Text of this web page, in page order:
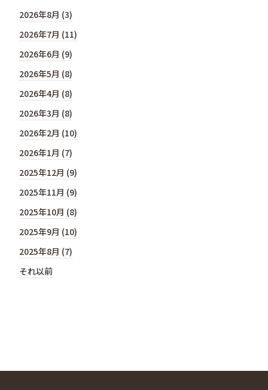
2026年8月 (3)
2026年7月 (11)
2026年6月 (9)
2026年5月 (8)
2026年4月 (8)
2026年3月 (8)
2026年2月 (10)
2026年1月 (7)
2025年12月 (9)
2025年11月 (9)
2025年10月 (8)
2025年9月 (10)
2025年8月 (7)
それ以前